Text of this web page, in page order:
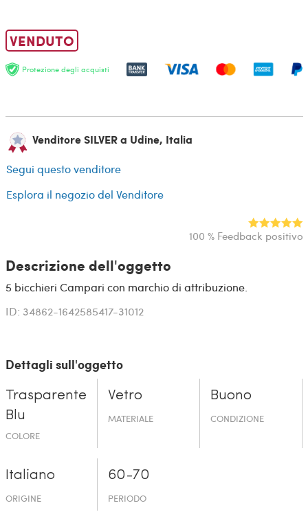
VENDUTO
Protezione degli acquisti
Venditore SILVER a Udine, Italia
Segui questo venditore
Esplora il negozio del Venditore
100 % Feedback positivo
Descrizione dell'oggetto
5 bicchieri Campari con marchio di attribuzione.
ID: 34862-1642585417-31012
Dettagli sull'oggetto
Trasparente
Blu
COLORE
Vetro
MATERIALE
Buono
CONDIZIONE
Italiano
ORIGINE
60-70
PERIODO